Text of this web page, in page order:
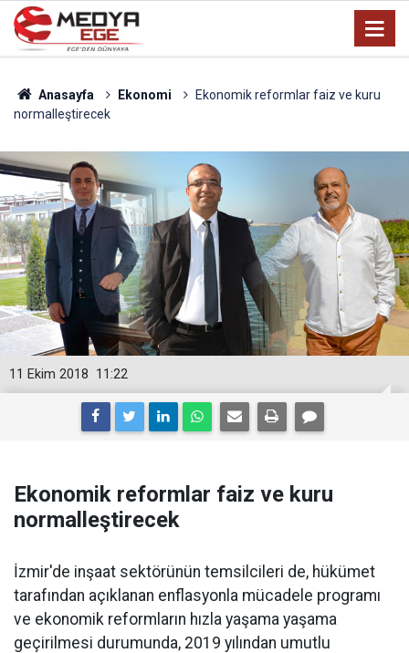
Anasayfa Ekonomi
Ekonomik reformlar faiz ve kuru
normalleştirecek
11:22
11 Ekim 2018
Ekonomik reformlar faiz ve kuru
normalleştirecek
İzmir'de inşaat sektörünün temsilcileri de, hükümet
tarafından açıklanan enflasyonla mücadele programı
ve ekonomik reformların hızla yaşama yaşama
geçirilmesi durumunda, 2019 yılından umutlu